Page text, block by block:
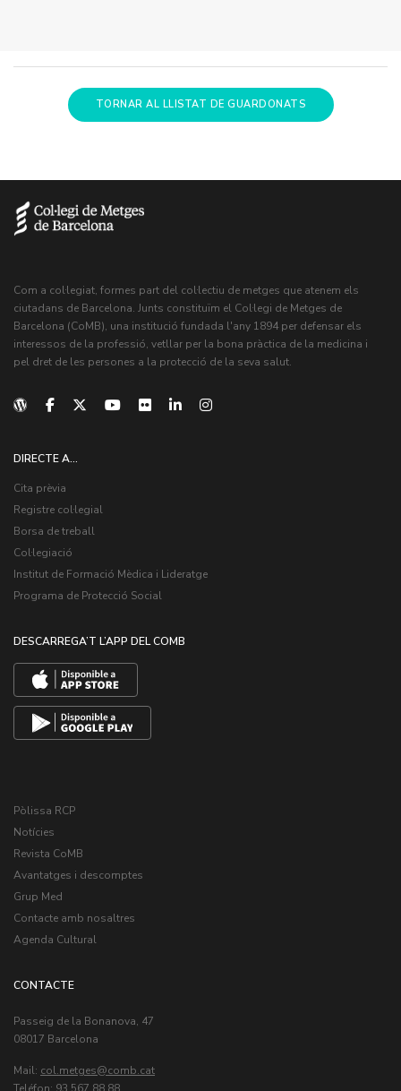
TORNAR AL LLISTAT DE GUARDONATS
Com a col·legiat, formes part del col·lectiu de metges que atenem els
ciutadans de Barcelona. Junts constituïm el Col·legi de Metges de
Barcelona (CoMB), una institució fundada l'any 1894 per defensar els
interessos de la professió, vetllar per la bona pràctica de la medicina i
pel dret de les persones a la protecció de la seva salut.
DIRECTE A...
Cita prèvia
Registre col·legial
Borsa de treball
Col·legiació
Institut de Formació Mèdica i Lideratge
Programa de Protecció Social
DESCARREGA’T L’APP DEL COMB
Pòlissa RCP
Notícies
Revista CoMB
Avantatges i descomptes
Grup Med
Contacte amb nosaltres
Agenda Cultural
CONTACTE
Passeig de la Bonanova, 47
08017 Barcelona
Mail: col.metges